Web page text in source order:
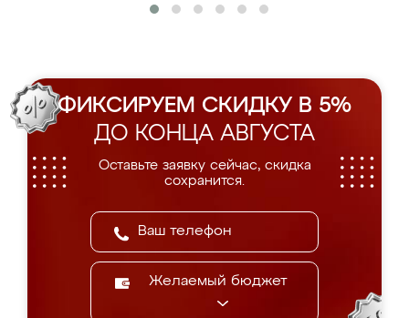
ФИКСИРУЕМ СКИДКУ В 5%
ДО КОНЦА АВГУСТА
Оставьте заявку сейчас, скидка
сохранится.
Желаемый бюджет